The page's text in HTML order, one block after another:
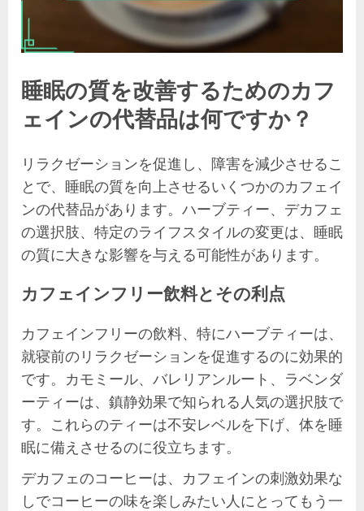
睡眠の質を改善するためのカフ
ェインの代替品は何ですか？
リラクゼーションを促進し、障害を減少させるこ
とで、睡眠の質を向上させるいくつかのカフェイ
ンの代替品があります。ハーブティー、デカフェ
の選択肢、特定のライフスタイルの変更は、睡眠
の質に大きな影響を与える可能性があります。
カフェインフリー飲料とその利点
カフェインフリーの飲料、特にハーブティーは、
就寝前のリラクゼーションを促進するのに効果的
です。カモミール、バレリアンルート、ラベンダ
ーティーは、鎮静効果で知られる人気の選択肢で
す。これらのティーは不安レベルを下げ、体を睡
眠に備えさせるのに役立ちます。
デカフェのコーヒーは、カフェインの刺激効果な
しでコーヒーの味を楽しみたい人にとってもう一